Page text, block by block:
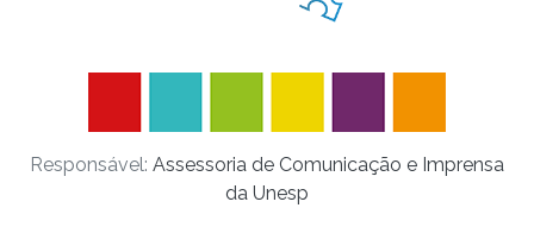
Responsável: Assessoria de Comunicação e Imprensa
da Unesp